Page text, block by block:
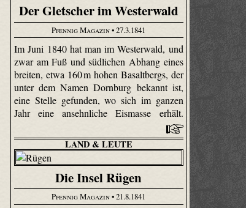
Der Gletscher im Westerwald
Pfennig Magazin• 27.3.1841
Im Juni 1840 hat man im Westerwald, und
zwar am Fuß und südlichen Abhang eines
breiten, etwa 160 m hohen Basaltbergs, der
unter dem Namen Dornburg bekannt ist,
eine Stelle gefunden, wo sich im ganzen
Jahr eine ansehnliche Eismasse erhält.
LAND & LEUTE
Die Insel Rügen
Pfennig Magazin• 21.8.1841